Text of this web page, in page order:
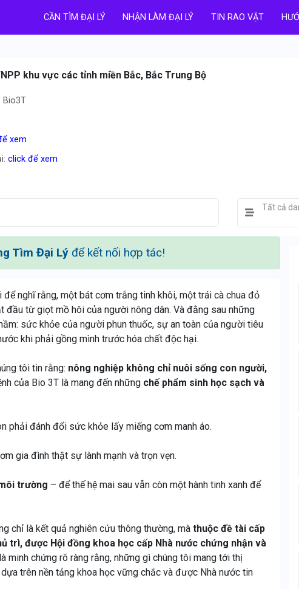
CẦN TÌM ĐẠI LÝ NHẬN LÀM ĐẠI LÝ TIN RAO VẶT
khu vực các tỉnh miền Bắc, Bắc Trung Bộ
Bio3T
xem
click để xem
Tất cả
Tìm Đại Lý để kết nối hợp tác!
nghĩ rằng, một bát cơm trắng tinh khôi, một trái cà chua đỏ
đầu từ giọt mồ hôi của người nông dân. Và đằng sau những
sức khỏe của người phun thuốc, sự an toàn của người tiêu
khi phải gồng mình trước hóa chất độc hại.
tôi tin rằng: nông nghiệp không chỉ nuôi sống con người,
của Bio 3T là mang đến những chế phẩm sinh học sạch và
phải đánh đổi sức khỏe lấy miếng cơm manh áo.
gia đình thật sự lành mạnh và trọn vẹn.
trường – để thế hệ mai sau vẫn còn một hành tinh xanh để
chỉ là kết quả nghiên cứu thông thường, mà thuộc đề tài cấp
trì, được Hội đồng khoa học cấp Nhà nước chứng nhận và
minh chứng rõ ràng rằng, những gì chúng tôi mang tới thị
trên nền tảng khoa học vững chắc và được Nhà nước tin